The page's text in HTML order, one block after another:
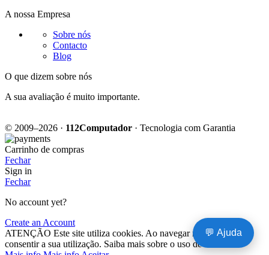
💬 Ajuda
A nossa Empresa
Sobre nós
Contacto
Blog
O que dizem sobre nós
A sua avaliação é muito importante.
© 2009–2026 · 112Computador · Tecnologia com Garantia
Carrinho de compras
Fechar
Sign in
Fechar
No account yet?
Create an Account
ATENÇÃO Este site utiliza cookies. Ao navegar no site estará a
consentir a sua utilização. Saiba mais sobre o uso de cookies